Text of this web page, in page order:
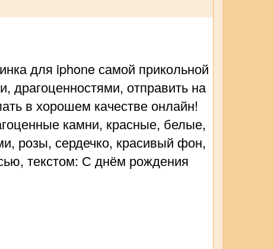
для iphone самой прикольной
драгоценностями, отправить на
в хорошем качестве онлайн!
камни, красные, белые,
розы, сердечко, красивый фон,
текстом: С днём рождения